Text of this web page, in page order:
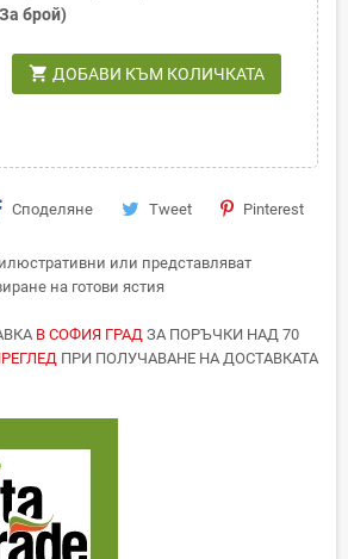
За брой)
shopping_cart ДОБАВИ КЪМ КОЛИЧКАТА
Споделяне Tweet Pinterest
или представляват
на готови ястия
В СОФИЯ ГРАД ЗА ПОРЪЧКИ НАД 70
ПРИ ПОЛУЧАВАНЕ НА ДОСТАВКАТА